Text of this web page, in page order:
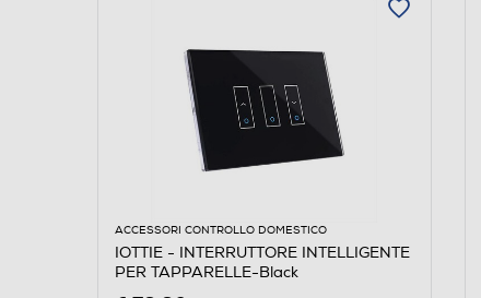
ACCESSORI CONTROLLO DOMESTICO
IOTTIE - INTERRUTTORE INTELLIGENTE
PER TAPPARELLE-Black